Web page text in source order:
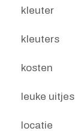
kleuter
kleuters
kosten
leuke uitjes
locatie